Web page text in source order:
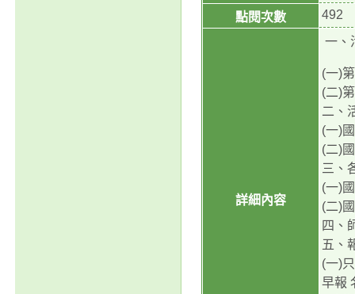
點閱次數
492
詳細內容
一、
(一)
(二)
二、
(一)
(二)
三、
(一)
(二)
四、
五、
(一)
早報